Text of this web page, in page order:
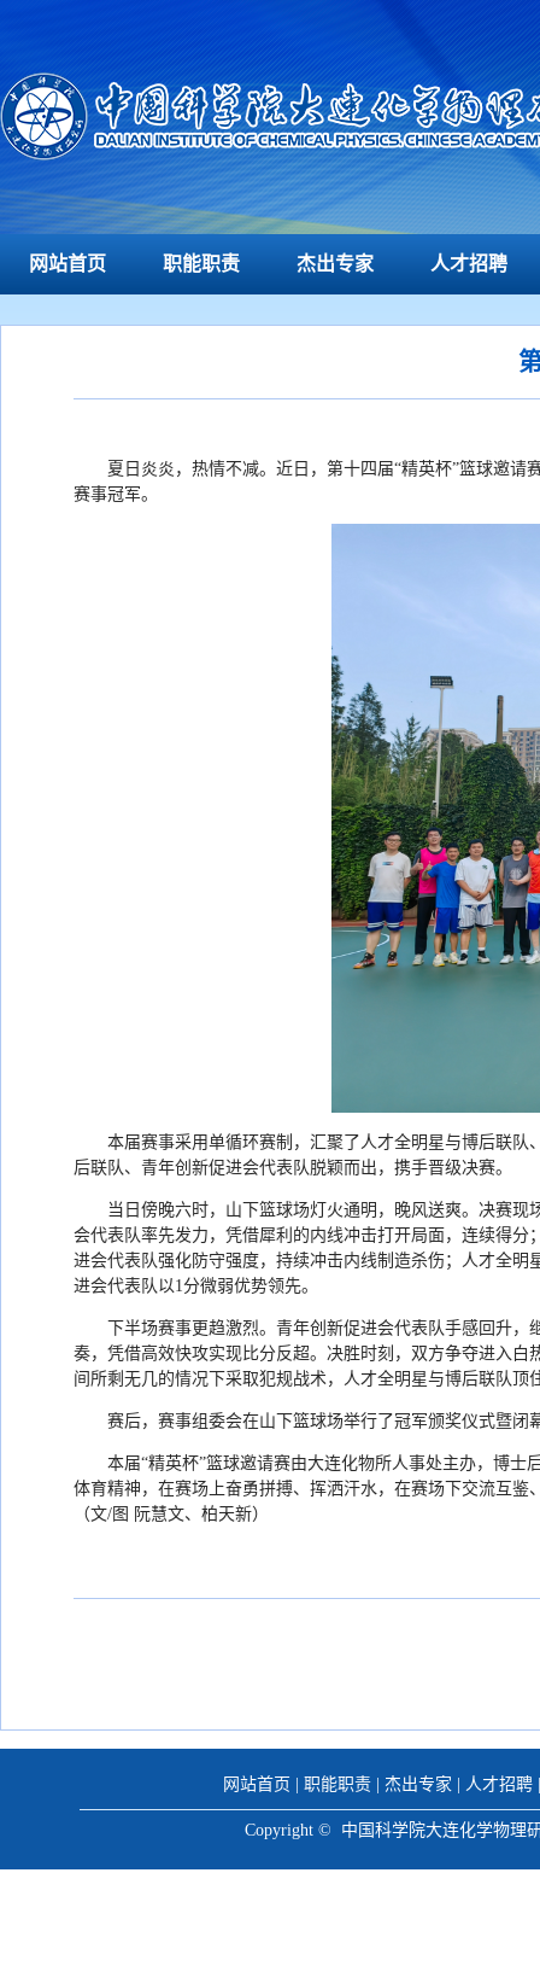
网站首页 职能职责 杰出专家 人才招聘
夏日炎炎，热情不减。近日 ，第十四届“精英杯”篮球邀请
赛事冠军。
本届赛事采用单循环赛制，汇聚了人才全明星与博后联
后联队、青年创新促进会代表队脱颖而出，携手晋级决赛。
当日傍晚六时，山下篮球场灯火通明，晚风送爽。决赛
会代表队率先发力，凭借犀利的内线冲击打开局面，连续得
进会代表队强化防守强度，持续冲击内线制造杀伤；人才全
进会代表队以 1分微弱优势领先。
下半场赛事更趋激烈。青年创新促进会代表队手感回升
奏，凭借高效快攻实现比分反超。决胜时刻，双方争夺进入
间所剩无几的情况下采取犯规战术，人才全明星与博后联队
赛后，赛事组委会在山下篮球场举行了冠军颁奖仪式暨
本届“精英杯”篮球邀请赛由大连化物所人事处主办，博士
体育精神，在赛场上奋勇拼搏、挥洒汗水，在赛场下交流互
（文/图 阮慧文、柏天新）
网站首页 职能职责| 杰出专家 人才招聘
Copyright © 中国科学院大连化学物